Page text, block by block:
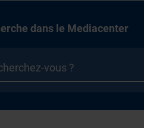
dans le Mediacenter